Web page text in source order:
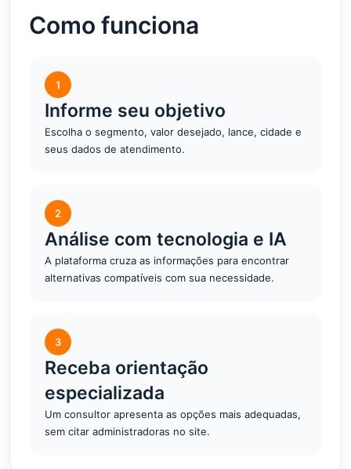
Como funciona
1
Informe seu objetivo
Escolha o segmento, valor desejado, lance, cidade e
seus dados de atendimento.
2
Análise com tecnologia e IA
A plataforma cruza as informações para encontrar
alternativas compatíveis com sua necessidade.
3
Receba orientação
especializada
Um consultor apresenta as opções mais adequadas,
sem citar administradoras no site.